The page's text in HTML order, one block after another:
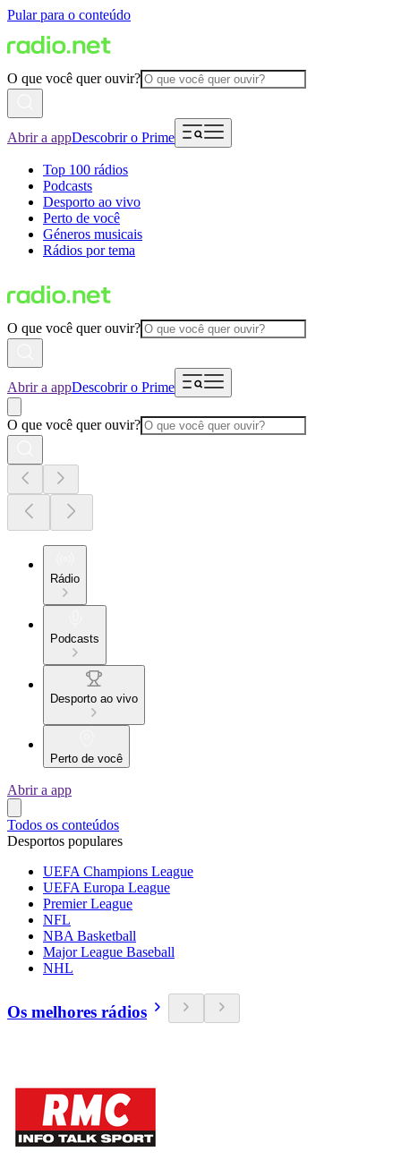
Pular para o conteúdo
O que você quer ouvir?
Abrir a appDescobrir o Prime
Top 100 rádios
Podcasts
Desporto ao vivo
Perto de você
Géneros musicais
Rádios por tema
O que você quer ouvir?
Abrir a appDescobrir o Prime
O que você quer ouvir?
Rádio
Podcasts
Desporto ao vivo
Perto de você
Abrir a app
Todos os conteúdos
Desportos populares
UEFA Champions League
UEFA Europa League
Premier League
NFL
NBA Basketball
Major League Baseball
NHL
Os melhores rádios